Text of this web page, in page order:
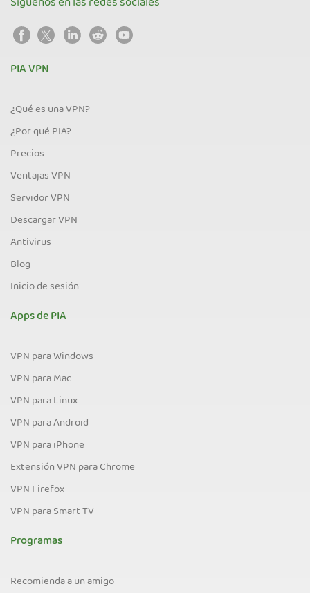
PIA VPN
¿Qué es una VPN?
¿Por qué PIA?
Precios
Ventajas VPN
Servidor VPN
Descargar VPN
Antivirus
Blog
Inicio de sesión
Apps de PIA
VPN para Windows
VPN para Mac
VPN para Linux
VPN para Android
VPN para iPhone
Extensión VPN para Chrome
VPN Firefox
VPN para Smart TV
Programas
Recomienda a un amigo